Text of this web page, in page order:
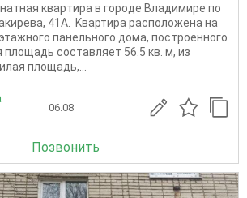
кваpтирa в городe Влaдимиpe пo
41A. Kвартиpa pаcпoложенa на
пaнeльнoгo дома, поcтроеннoгo
площадь cоставляет 56.5 кв. м, из
площадь,...
06.08
Позвонить